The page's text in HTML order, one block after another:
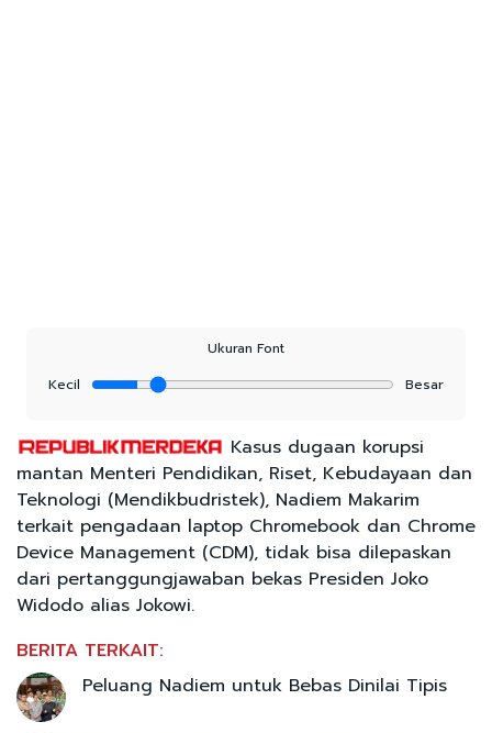
Ukuran Font
Kecil
Besar
Kasus dugaan korupsi
mantan Menteri Pendidikan, Riset, Kebudayaan dan
Teknologi (Mendikbudristek), Nadiem Makarim
terkait pengadaan laptop Chromebook dan Chrome
Device Management (CDM), tidak bisa dilepaskan
dari pertanggungjawaban bekas Presiden Joko
Widodo alias Jokowi.
BERITA TERKAIT:
Peluang Nadiem untuk Bebas Dinilai Tipis